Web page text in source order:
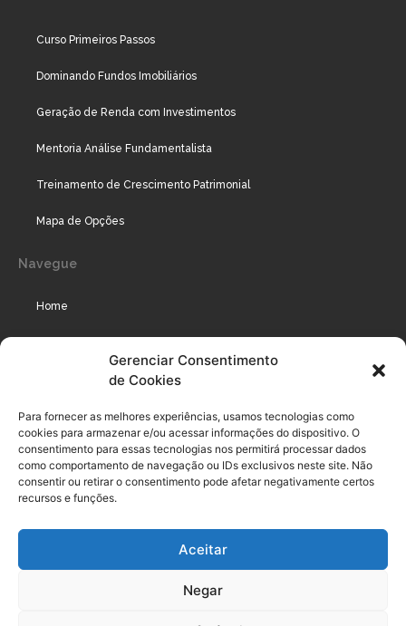
Gerenciar Consentimento
de Cookies
Para fornecer as melhores experiências, usamos tecnologias como
cookies para armazenar e/ou acessar informações do dispositivo. O
consentimento para essas tecnologias nos permitirá processar dados
como comportamento de navegação ou IDs exclusivos neste site. Não
consentir ou retirar o consentimento pode afetar negativamente certos
recursos e funções.
Aceitar
Negar
Curso Primeiros Passos
Dominando Fundos Imobiliários
Geração de Renda com Investimentos
Mentoria Análise Fundamentalista
Treinamento de Crescimento Patrimonial
Mapa de Opções
Navegue
Home
Podcast
Legal
Termo de uso do usuário e assinante